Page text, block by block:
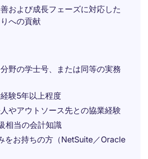
および成長フェーズに対応した
への貢献
野の学士号、または同等の実務
験5年以上程度
やアウトソース先との協業経験
相当の会計知識
をお持ちの方（NetSuite／Oracle